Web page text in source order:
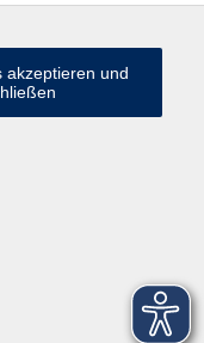
akzeptieren und